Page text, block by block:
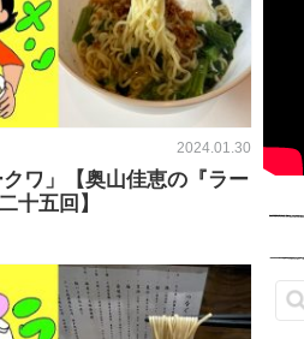
2024.01.30
ワ」【奥山佳恵の『ラー
十五回】